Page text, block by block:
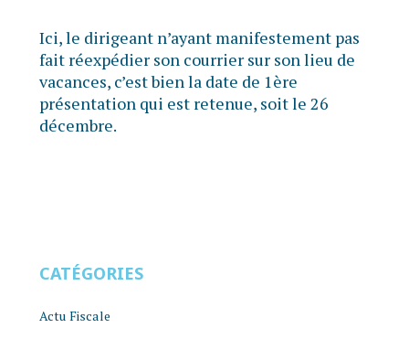
Ici, le dirigeant n’ayant manifestement pas
fait réexpédier son courrier sur son lieu de
vacances, c’est bien la date de 1ère
présentation qui est retenue, soit le 26
décembre.
CATÉGORIES
Actu Fiscale